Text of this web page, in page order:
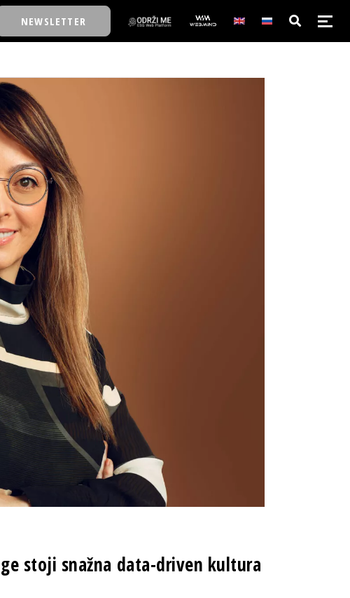
30
OFFICE/SCHOOL
LIGA
NEWSLETTER
30
SCHOOL
LIGA
stoji snažna data-driven kultura